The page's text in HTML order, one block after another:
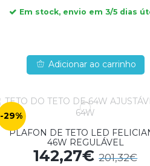
Em stock, envio em 3/5 dias
Adicionar ao carrinho
-29%
PLAFON DE TETO LED
46W REGULÁVEL
142,27€201,32€